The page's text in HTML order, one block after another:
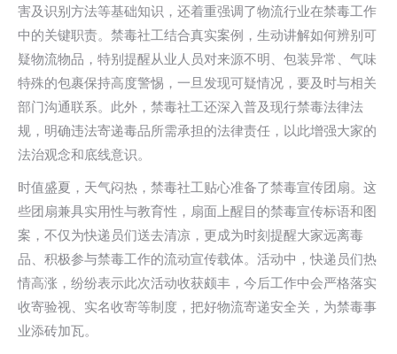
害及识别方法等基础知识，还着重强调了物流行业在禁毒工作
中的关键职责。禁毒社工结合真实案例，生动讲解如何辨别可
疑物流物品，特别提醒从业人员对来源不明、包装异常、气味
特殊的包裹保持高度警惕，一旦发现可疑情况，要及时与相关
部门沟通联系。此外，禁毒社工还深入普及现行禁毒法律法
规，明确违法寄递毒品所需承担的法律责任，以此增强大家的
法治观念和底线意识。
时值盛夏，天气闷热，禁毒社工贴心准备了禁毒宣传团扇。这
些团扇兼具实用性与教育性，扇面上醒目的禁毒宣传标语和图
案，不仅为快递员们送去清凉，更成为时刻提醒大家远离毒
品、积极参与禁毒工作的流动宣传载体。活动中，快递员们热
情高涨，纷纷表示此次活动收获颇丰，今后工作中会严格落实
收寄验视、实名收寄等制度，把好物流寄递安全关，为禁毒事
业添砖加瓦。